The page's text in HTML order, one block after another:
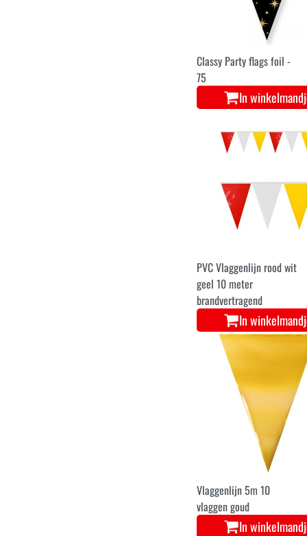
Classy Party flags foil -
75
In
PVC Vlaggenlijn rood wit
geel 10 meter
brandvertragend
In
Vlaggenlijn 5m 10
vlaggen goud
In